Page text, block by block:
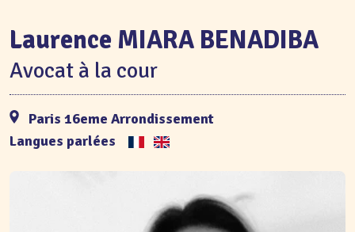
Laurence MIARA BENADIBA
Avocat à la cour
Paris 16eme Arrondissement
Langues parlées